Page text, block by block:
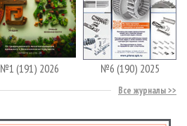
№1 (191) 2026 №6 (190) 2025
Все журналы